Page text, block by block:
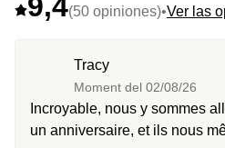
⭐️Le highlight : La gaufre
miel à la cannelle et chantilly
(50 opiniones)•Ver las
Tracy
Moment del 02/08/26
Incroyable, nous y sommes
un anniversaire, et ils nous